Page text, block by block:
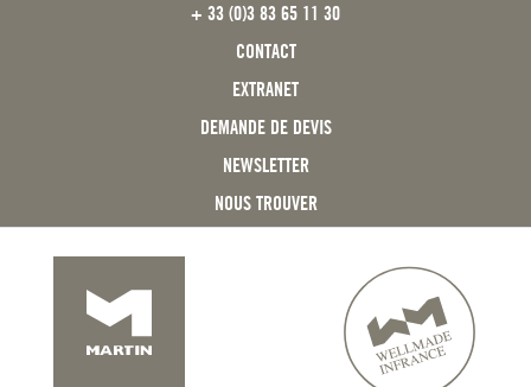
+ 33 (0)3 83 65 11 30
CONTACT
EXTRANET
DEMANDE DE DEVIS
NEWSLETTER
NOUS TROUVER